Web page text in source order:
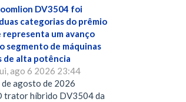
DV3504 foi
categorias do prêmio
representa um avanço
segmento de máquinas
de alta potência
ago 6 2026 23:44
de agosto de 2026
trator híbrido DV3504 da